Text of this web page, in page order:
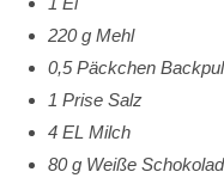
220 g Mehl
0,5 Päckchen
1 Prise Salz
4 EL Milch
80 g Weiße